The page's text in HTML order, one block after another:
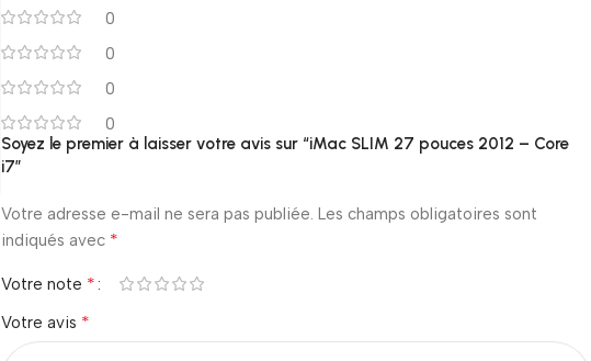
0
0
0
0
Soyez le premier à laisser votre avis sur “iMac SLIM 27 pouces 2012 – Core
i7”
Votre adresse e-mail ne sera pas publiée. Les champs obligatoires sont
indiqués avec *
Votre note *
Votre avis *